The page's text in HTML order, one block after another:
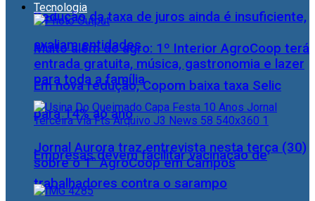
Redução da taxa de juros ainda é insuficiente,
avaliam entidades
Em nova redução, Copom baixa taxa Selic
para 14% ao ano
Empresas devem facilitar vacinação de
trabalhadores contra o sarampo
Tecnologia
Muito além do agro: 1º Interior AgroCoop terá
entrada gratuita, música, gastronomia e lazer
para toda a família
Jornal Aurora traz entrevista nesta terça (30)
sobre o 1° AgroCoop em Campos